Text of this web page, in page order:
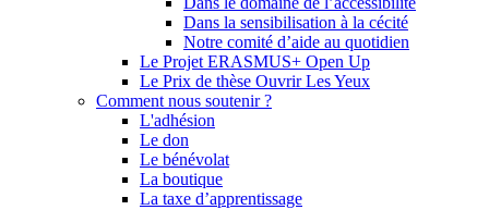
Dans la sensibilisation à la cécité
Notre comité d’aide au quotidien
Le Projet ERASMUS+ Open Up
Le Prix de thèse Ouvrir Les Yeux
Comment nous soutenir ?
L'adhésion
Le don
Le bénévolat
La boutique
La taxe d’apprentissage